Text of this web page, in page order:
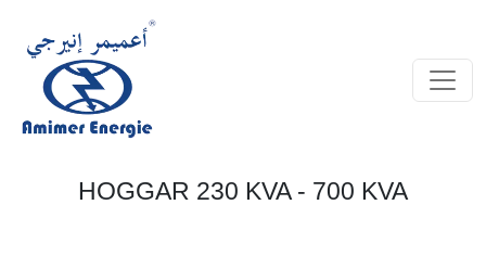
HOGGAR 230 KVA - 700 KVA